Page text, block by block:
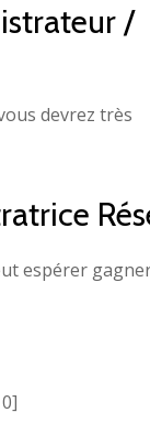
/
devrez très
espérer
0]